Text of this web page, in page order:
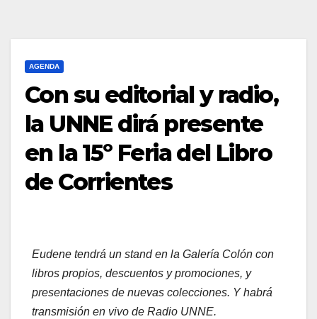
AGENDA
Con su editorial y radio,
la UNNE dirá presente
en la 15º Feria del Libro
de Corrientes
Eudene tendrá un stand en la Galería Colón con
libros propios, descuentos y promociones, y
presentaciones de nuevas colecciones. Y habrá
transmisión en vivo de Radio UNNE.